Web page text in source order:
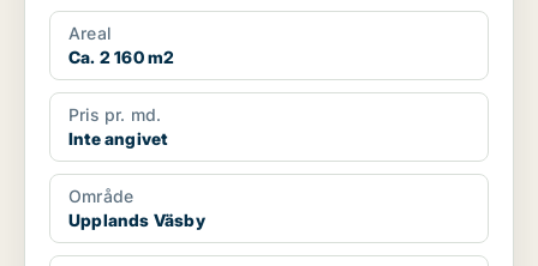
Areal
Ca. 2 160 m2
Pris pr. md.
Inte angivet
Område
Upplands Väsby